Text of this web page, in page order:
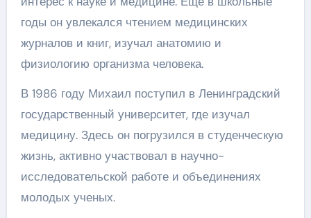
годы он увлекался чтением медицинских
журналов и книг, изучал анатомию и
физиологию организма человека.
В 1986 году Михаил поступил в Ленинградский
государственный университет, где изучал
медицину. Здесь он погрузился в студенческую
жизнь, активно участвовал в научно-
исследовательской работе и объединениях
молодых ученых.